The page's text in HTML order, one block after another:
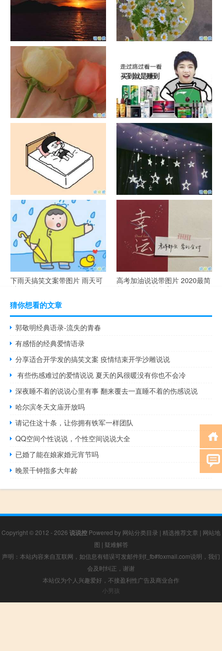
日出文案温柔句子 看日出的微
信说说配图
晒风景照的唯美说说配图 适合
发风景的朋友圈文案
官宣恋爱的说说配图 官宣句子
抖音摆地摊文案 摆地摊的搞笑
说说带图片
谐音梗土味情话大全带图片 油
腻搞笑的土味情话
很酷的霸气句子带图片 最新霸
气说说高冷范
下雨天搞笑文案带图片 雨天可
以发的幽默句子
高考加油说说带图片 2020最简
单励志的高考文案
猜你想看的文章
郭敬明经典语录-流失的青春
有感悟的经典爱情语录
分享适合开学发的搞笑文案 疫情结束开学沙雕说说
有些伤感难过的爱情说说 夏天的风很暖没有你也不会冷
深夜睡不着的说说心里有事 翻来覆去一直睡不着的伤感说说
哈尔滨冬天文庙开放吗
请记住这十条，让你拥有铁军一样团队
QQ空间个性说说，个性空间说说大全
已婚了能在娘家婚元宵节吗
晚景千钟指多大年龄
Copyright © 2012 - 2026 说说控 Powered by 网站分类目录 | 精选推荐文章 | 网站地
图 | 疑难解答
声明：本站内容来自互联网，如信息有错误可发邮件到f_fb#foxmail.com说明，我们
会及时纠正，谢谢
本站仅为个人兴趣爱好，不接盈利性广告及商业合作
小男孩